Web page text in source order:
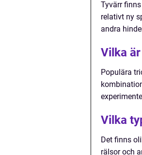
Tyvärr
relativt ny
andra
Vilka
Populära
Vilka
Det finns
rälsor och